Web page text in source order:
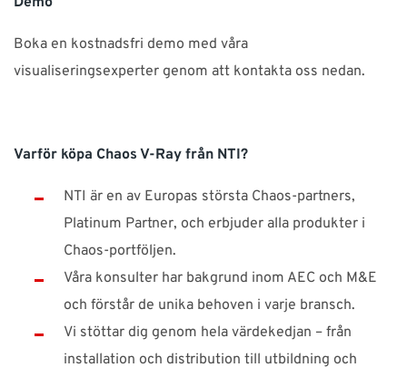
Boka en kostnadsfri demo med våra
visualiseringsexperter genom att kontakta oss nedan.
Varför köpa Chaos V-Ray från NTI?
NTI är en av Europas största Chaos-partners,
Platinum Partner, och erbjuder alla produkter i
Chaos-portföljen.
Våra konsulter har bakgrund inom AEC och M&E
och förstår de unika behoven i varje bransch.
Vi stöttar dig genom hela värdekedjan – från
installation och distribution till utbildning och